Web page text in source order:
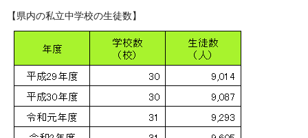
【県内の私立中学校の生徒数】